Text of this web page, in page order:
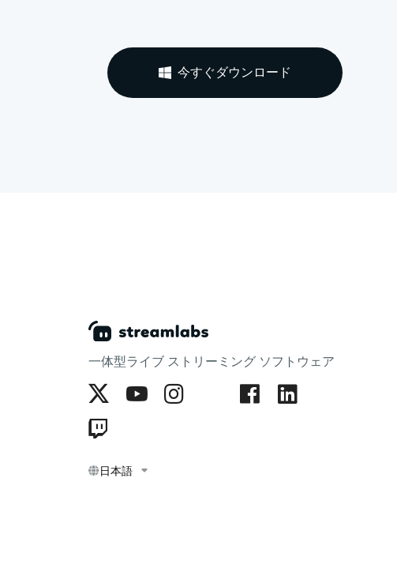
今すぐダウンロード
一体型ライブ ストリーミング ソフトウェア
日本語